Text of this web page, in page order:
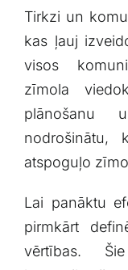
Tirkzi un
‌kas ⁢ļauj
visos
zīmola
plānošanu
nodrošinātu,
atspoguļo
Lai‍ panāktu
pirmkārt⁣
vērtības.